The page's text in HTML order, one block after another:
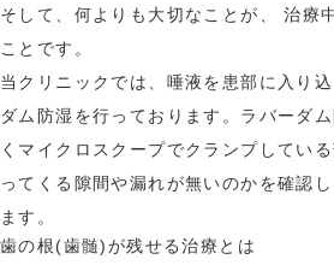
虫歯治療
歯の根の治療
歯髄保存治療
精密な根管治療
イン
予防歯
分子栄
そして、何よりも大切なことが、治療
こと です。
当クリニックでは、唾液を患部に入り
ダム防湿を行っております。ラバーダ
くマイクロスクープでクランプしてい
ってくる隙間や漏れが無いのかを確認
ます。
歯の根(歯髄)が残せる治療とは